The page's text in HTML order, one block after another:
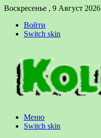
Воскресенье , 9 Август 2026
Войти
Switch skin
Меню
Switch skin